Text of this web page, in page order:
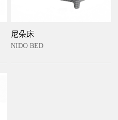
尼朵床
NIDO BED